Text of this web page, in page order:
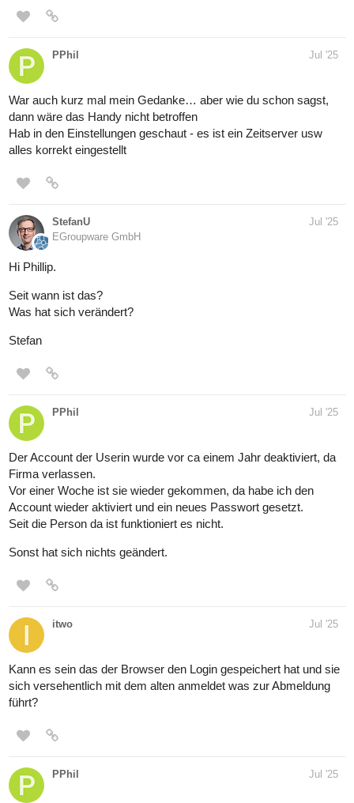
PPhil Jul '25
War auch kurz mal mein Gedanke… aber wie du schon sagst,
dann wäre das Handy nicht betroffen
Hab in den Einstellungen geschaut - es ist ein Zeitserver usw
alles korrekt eingestellt
StefanU
EGroupware GmbH
Jul '25
Hi Phillip.
Seit wann ist das?
Was hat sich verändert?
Stefan
PPhil Jul '25
Der Account der Userin wurde vor ca einem Jahr deaktiviert, da
Firma verlassen.
Vor einer Woche ist sie wieder gekommen, da habe ich den
Account wieder aktiviert und ein neues Passwort gesetzt.
Seit die Person da ist funktioniert es nicht.
Sonst hat sich nichts geändert.
itwo Jul '25
Kann es sein das der Browser den Login gespeichert hat und sie
sich versehentlich mit dem alten anmeldet was zur Abmeldung
führt?
PPhil Jul '25